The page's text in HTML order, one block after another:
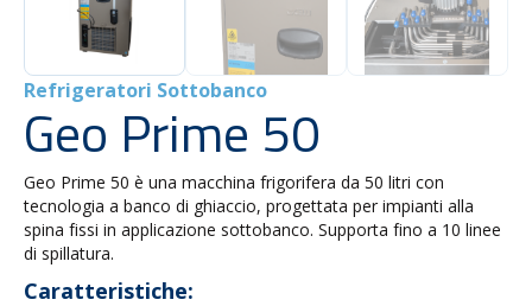
Refrigeratori Sottobanco
Geo Prime 50
Geo Prime 50 è una macchina frigorifera da 50 litri con
tecnologia a banco di ghiaccio, progettata per impianti alla
spina fissi in applicazione sottobanco. Supporta fino a 10 linee
di spillatura.
Caratteristiche: